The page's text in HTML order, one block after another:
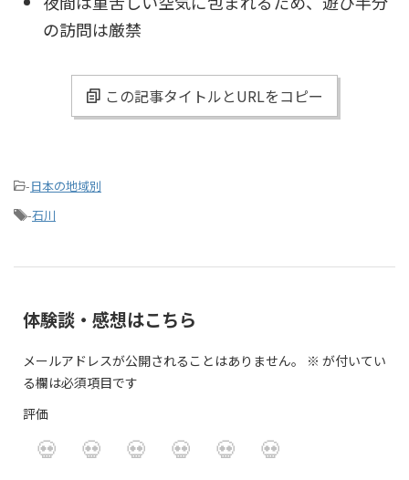
の訪問は厳禁
この記事タイトルとURLをコピー
-日本の地域別
-石川
体験談・感想はこちら
メールアドレスが公開されることはありません。 ※ が付いてい
る欄は必須項目です
評価